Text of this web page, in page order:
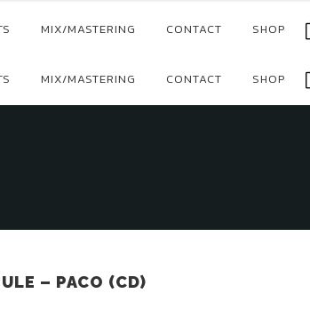
MIX/MASTERING CONTACT SHOP
MIX/MASTERING CONTACT SHOP
– PACO (CD)